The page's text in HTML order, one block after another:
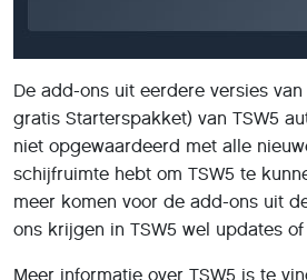
De add-ons uit eerdere versies
gratis Starterspakket) van TSW5
niet opgewaardeerd met alle
schijfruimte hebt om TSW5 te
meer komen voor de add-ons uit
ons krijgen in TSW5 wel updates
Meer informatie over TSW5 is te